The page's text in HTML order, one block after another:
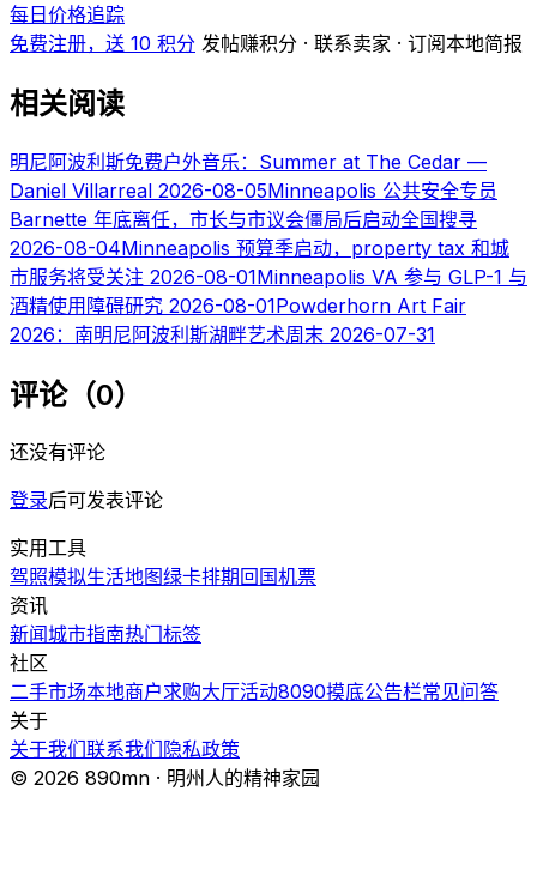
每日价格追踪
免费注册，送 10 积分 发帖赚积分 · 联系卖家 · 订阅本地简报
相关阅读
明尼阿波利斯免费户外音乐：Summer at The Cedar —
Daniel Villarreal 2026-08-05Minneapolis 公共安全专员
Barnette 年底离任，市长与市议会僵局后启动全国搜寻
2026-08-04Minneapolis 预算季启动，property tax 和城
市服务将受关注 2026-08-01Minneapolis VA 参与 GLP-1 与
酒精使用障碍研究 2026-08-01Powderhorn Art Fair
2026：南明尼阿波利斯湖畔艺术周末 2026-07-31
评论（0）
还没有评论
登录后可发表评论
实用工具
驾照模拟生活地图绿卡排期 回国机票
资讯
新闻城市指南热门标签
社区
二手市场本地商户求购大厅活动8090摸底公告栏常见问答
关于
关于我们联系我们 隐私政策
© 2026 890mn · 明州人的精神家园